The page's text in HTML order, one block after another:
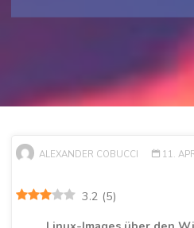
ALEXANDER COBUCCI 11.
3.2 (5)